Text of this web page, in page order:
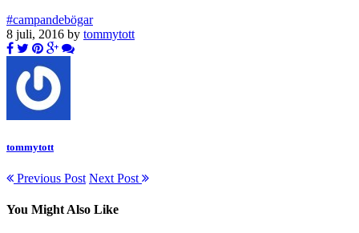
#campandebögar
8 juli, 2016 by tommytott
tommytott
Previous Post Next Post
You Might Also Like